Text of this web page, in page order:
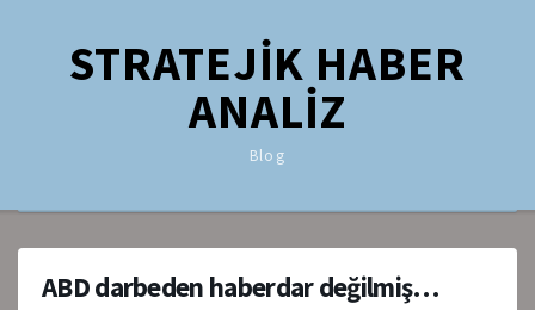
STRATEJİK HABER
ANALİZ
Blog
ABD darbeden haberdar değilmiş…